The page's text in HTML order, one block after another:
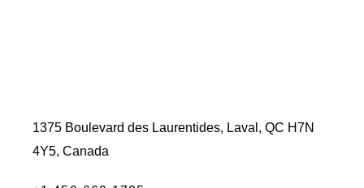
1375 Boulevard des Laurentides, Laval, QC H7N
4Y5, Canada